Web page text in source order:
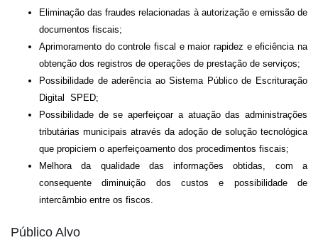
Eliminação das fraudes relacionadas à autorização e emissão de
documentos fiscais;
Aprimoramento do controle fiscal e maior rapidez e eficiência na
obtenção dos registros de operações de prestação de serviços;
Possibilidade de aderência ao Sistema Público de Escrituração
Digital  SPED;
Possibilidade de se aperfeiçoar a atuação das administrações
tributárias municipais através da adoção de solução tecnológica
que propiciem o aperfeiçoamento dos procedimentos fiscais;
Melhora da qualidade das informações obtidas, com a
consequente diminuição dos custos e possibilidade de
intercâmbio entre os fiscos.
Público Alvo